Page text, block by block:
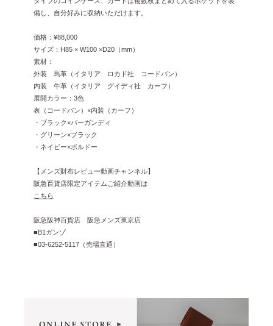
2022年12月 [2]
2022年5月 [1]
2019年11月 [2]
2019年10月 [1]
備し、自分好みに収納いただけます。
価格：¥88,000
サイズ：H85 × W100 ×D20（mm）
素材：
外装 馬革（イタリア ロカド社 コードバン）
内装 牛革（イタリア グイディ社 カーフ）
展開カラー：3色
表（コードバン）×内装（カーフ）
・ブラック×バーガンディ
・グリーン×ブラック
・ネイビー×ボルドー
【メンズ財布レビュー動画チャンネル】
阪急百貨店限定アイテムご紹介動画は
こちら
阪急阪神百貨店 阪急メンズ東京店
■B1ガンゾ
■03-6252-5117（売場直通）